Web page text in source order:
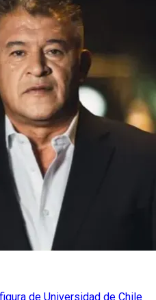
de Universidad de Chile